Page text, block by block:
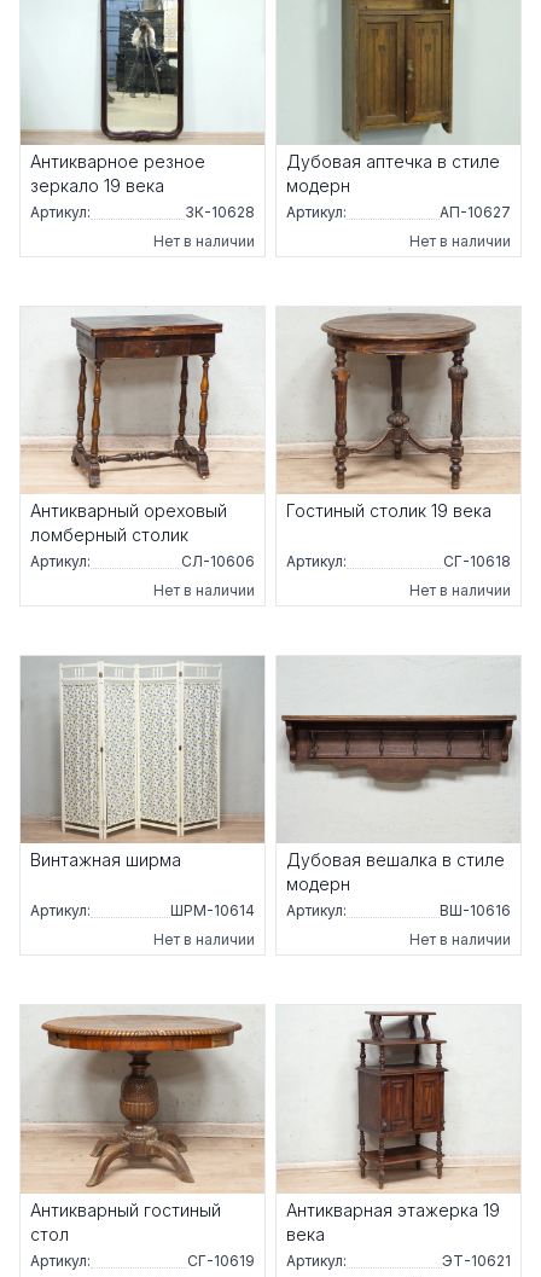
Антикварное резное
зеркало 19 века
Артикул:
ЗК-10628
Нет в наличии
Дубовая аптечка в стиле
модерн
Артикул:
АП-10627
Нет в наличии
Антикварный ореховый
ломберный столик
Артикул:
СЛ-10606
Нет в наличии
Гостиный столик 19 века
Артикул:
СГ-10618
Нет в наличии
Винтажная ширма
Артикул:
ШРМ-10614
Нет в наличии
Дубовая вешалка в стиле
модерн
Артикул:
ВШ-10616
Нет в наличии
Антикварный гостиный
стол
Артикул:
СГ-10619
Антикварная этажерка 19
века
Артикул:
ЭТ-10621